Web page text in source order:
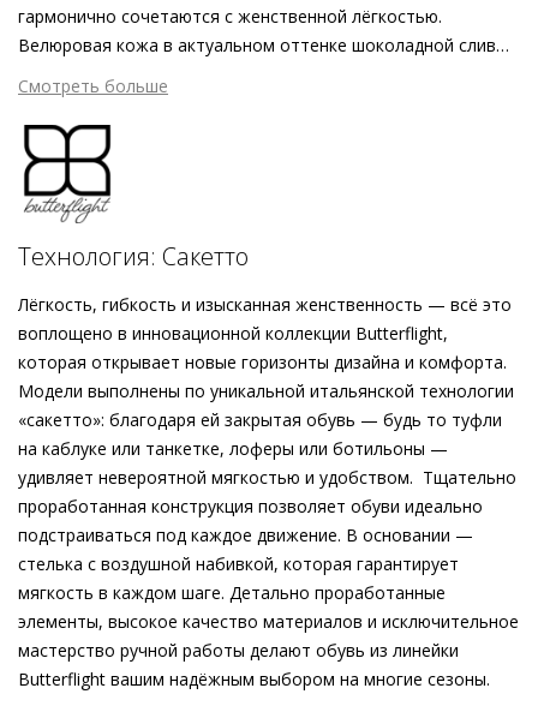
Затем по 3 997 ₽ раз в 2 недели
Подробнее о сервисе можно узнать на
гармонично сочетаются с женственной лёгкостью.
Велюровая кожа в актуальном оттенке шоколадной сливы
и декоративная планка подчёркивают изящество силуэта.
Мягкость технологии Butterflight для безупречного
удобства: благодаря первоклассной отделке пара обладает
превосходной гибкостью, а конструкция невероятно легка,
а потому исключительно комфортна. Блочный каблук в тон
модели усиливает элегантность образа. Женственные мюли
Högl на мягкой кожаной подкладке покоряют комбинацией
комфорту: изготовленные с уважением к принципам
этичности и экологичности, они станут надёжными
спутниками на воскресном бранче, на вечеринке под
открытым небом или на ужине в отпуске. Идеально
дополнит образ сумкаNATALIE.
Смотреть больше
Технология: Сакетто
Лёгкость, гибкость и изысканная женственность — всё это
воплощено в инновационной коллекции Butterflight,
которая открывает новые горизонты дизайна и комфорта.
Модели выполнены по уникальной итальянской технологии
«сакетто»: благодаря ей закрытая обувь — будь то туфли
на каблуке или танкетке, лоферы или ботильоны —
удивляет невероятной мягкостью и удобством. Тщательно
проработанная конструкция позволяет обуви идеально
подстраиваться под каждое движение. В основании —
стелька с воздушной набивкой, которая гарантирует
мягкость в каждом шаге. Детально проработанные
элементы, высокое качество материалов и исключительное
мастерство ручной работы делают обувь из линейки
Butterflight вашим надёжным выбором на многие сезоны.